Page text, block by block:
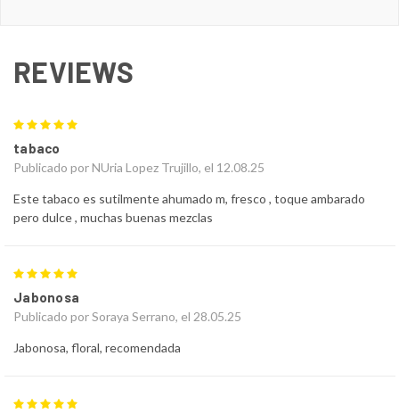
REVIEWS
tabaco
Publicado por NUria Lopez Trujillo, el 12.08.25
Este tabaco es sutilmente ahumado m, fresco , toque ambarado
pero dulce , muchas buenas mezclas
Jabonosa
Publicado por Soraya Serrano, el 28.05.25
Jabonosa, floral, recomendada